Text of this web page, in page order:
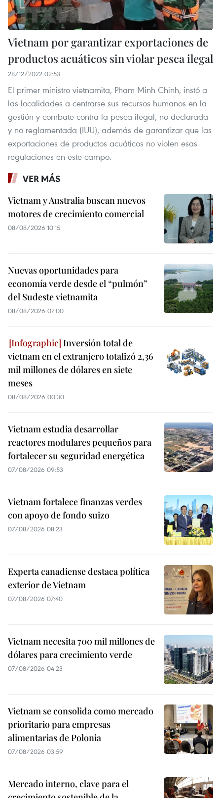
Vietnam por garantizar exportaciones de
productos acuáticos sin violar pesca ilegal
28/12/2022 02:53
El primer ministro vietnamita, Pham Minh Chinh, instó a
las localidades a centrarse sus recursos humanos en la
gestión y combate contra la pesca ilegal, no declarada
y no reglamentada (IUU), además de garantizar que las
exportaciones de productos acuáticos no violen esas
regulaciones en este campo.
VER MÁS
Vietnam y Australia buscan nuevos
motores de crecimiento comercial
08/08/2026 10:15
Nuevas oportunidades para
economía verde desde el “pulmón”
del Sudeste vietnamita
08/08/2026 07:00
Inversión total de
vietnam en el extranjero totalizó 2,36
mil millones de dólares en siete
meses
08/08/2026 00:30
Vietnam estudia desarrollar
reactores modulares pequeños para
fortalecer su seguridad energética
07/08/2026 09:53
Vietnam fortalece finanzas verdes
con apoyo de fondo suizo
07/08/2026 08:23
Experta canadiense destaca política
exterior de Vietnam
07/08/2026 07:40
Vietnam necesita 700 mil millones de
dólares para crecimiento verde
07/08/2026 04:23
Vietnam se consolida como mercado
prioritario para empresas
alimentarias de Polonia
07/08/2026 03:59
Mercado interno, clave para el